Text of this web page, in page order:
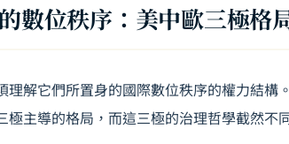
數位秩序：美中歐三極格
理解它們所置身的國際數位秩序的權力結構
極主導的格局，而這三極的治理哲學截然不